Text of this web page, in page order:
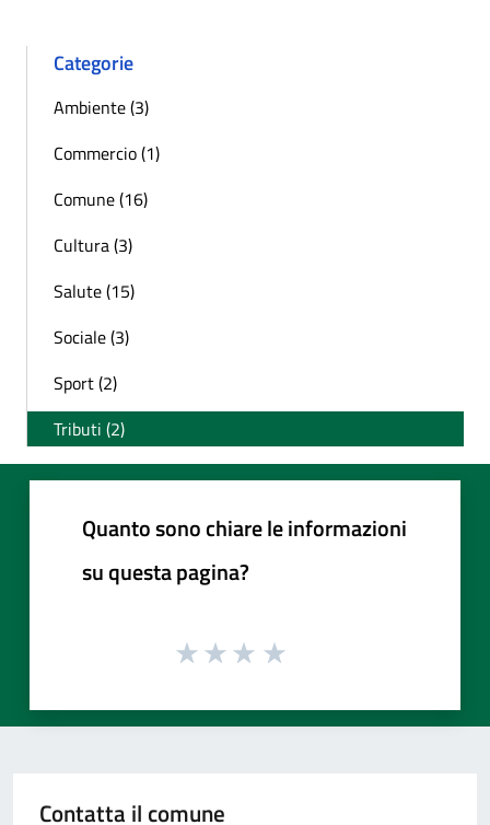
Categorie
Ambiente (3)
Commercio (1)
Comune (16)
Cultura (3)
Salute (15)
Sociale (3)
Sport (2)
Tributi (2)
Quanto sono chiare le informazioni
su questa pagina?
Contatta il comune